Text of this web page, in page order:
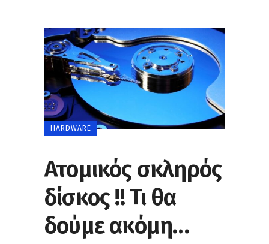
HARDWARE
Ατομικός σκληρός
δίσκος !! Τι θα
δούμε ακόμη…